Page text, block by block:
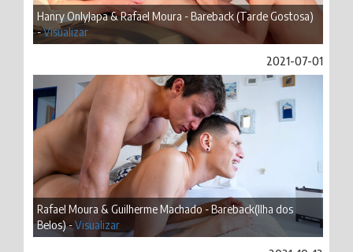
Hanry OnlyJapa & Rafael Moura - Bareback (Tarde Gostosa)
-Visualizar
2021-07-01
Rafael Moura & Guilherme Machado - Bareback(Ilha dos
Belos) -Visualizar